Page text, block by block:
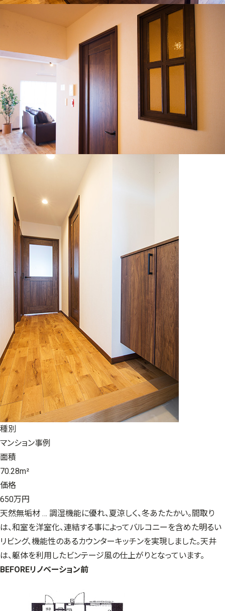
種別
マンション事例
面積
70.28m²
価格
650万円
天然無垢材 … 調湿機能に優れ、夏涼しく、冬あたたかい。間取り
は、和室を洋室化、連結する事によってバルコニーを含めた明るい
リビング、機能性のあるカウンターキッチンを実現しました。天井
は、躯体を利用したビンテージ風の仕上がりとなっています。
BEFOREリノベーション前